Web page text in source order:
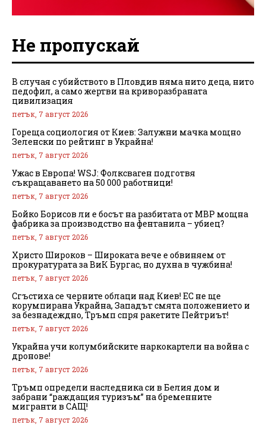
Не пропускай
В случая с убийството в Пловдив няма нито деца, нито
педофил, а само жертви на криворазбраната
цивилизация
петък, 7 август 2026
Гореща социология от Киев: Залужни мачка мощно
Зеленски по рейтинг в Украйна!
петък, 7 август 2026
Ужас в Европа! WSJ: Фолксваген подготвя
съкращаването на 50 000 работници!
петък, 7 август 2026
Бойко Борисов ли е босът на разбитата от МВР мощна
фабрика за производство на фентанила – убиец?
петък, 7 август 2026
Христо Широков – Широката вече е обвиняем от
прокуратурата за ВиК Бургас, но духна в чужбина!
петък, 7 август 2026
Сгъстиха се черните облаци над Киев! ЕС не ще
корумпирана Украйна, Западът смята положението и
за безнадеждно, Тръмп спря ракетите Пейтриът!
петък, 7 август 2026
Украйна учи колумбийските наркокартели на война с
дронове!
петък, 7 август 2026
Тръмп определи наследника си в Белия дом и
забрани “раждащия туризъм” на бременните
мигранти в САЩ!
петък, 7 август 2026